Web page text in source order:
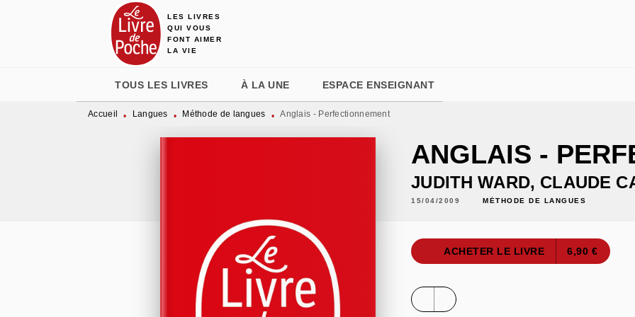
MENU RECHERCHE
LES LIVRES
QUI VOUS
FONT AIMER
LA VIE
TOUS LES LIVRES À LA UNE ESPACE ENSEIGNANT
Accueil • Langues • Méthode de langues • Anglais - Perfectionnement
ANGLAIS -
JUDITH WARD, CLAUDE
15/04/2009 MÉTHODE DE LANGUES
ACHETER LE LIVRE 6,90 €